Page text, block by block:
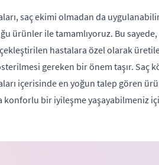
saç ekimi olmadan da
ürünler ile tamamlıyoruz. Bu sayede,
hastalara özel olarak
gereken bir önem taşır. Saç
içerisinde en yoğun talep gören
konforlu bir iyileşme yaşayabilmeniz